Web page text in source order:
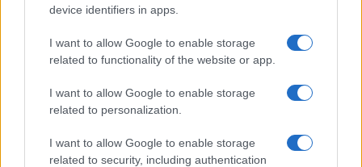
device identifiers in apps.
I want to allow Google to enable storage
related to functionality of the website or app.
I want to allow Google to enable storage
related to personalization.
I want to allow Google to enable storage
related to security, including authentication